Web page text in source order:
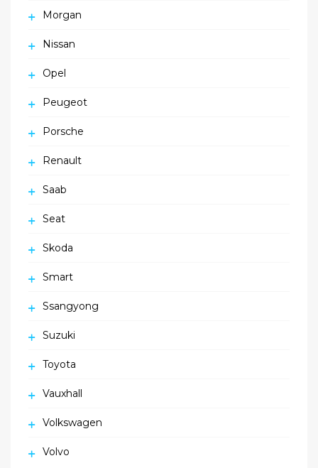
Morgan
Nissan
Opel
Peugeot
Porsche
Renault
Saab
Seat
Skoda
Smart
Ssangyong
Suzuki
Toyota
Vauxhall
Volkswagen
Volvo